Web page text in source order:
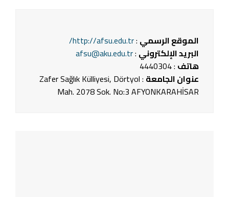
الموقع الرسمي :
http://afsu.edu.tr/
البريد الإلكتروني :
afsu@aku.edu.tr
هاتف : 4440304
عنوان الجامعة : Zafer Sağlık Külliyesi, Dörtyol
Mah. 2078 Sok. No:3 AFYONKARAHİSAR